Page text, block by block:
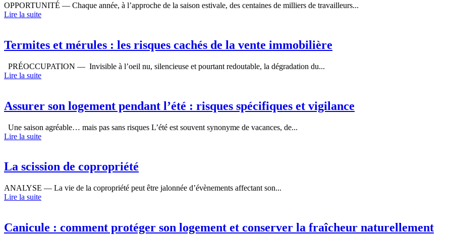
OPPORTUNITÉ — Chaque année, à l’approche de la saison estivale, des centaines de milliers de travailleurs...
Lire la suite
Termites et mérules : les risques cachés de la vente immobilière
PRÉOCCUPATION — Invisible à l’oeil nu, silencieuse et pourtant redoutable, la dégradation du...
Lire la suite
Assurer son logement pendant l’été : risques spécifiques et vigilance
Une saison agréable… mais pas sans risques L’été est souvent synonyme de vacances, de...
Lire la suite
La scission de copropriété
ANALYSE — La vie de la copropriété peut être jalonnée d’évènements affectant son...
Lire la suite
Canicule : comment protéger son logement et conserver la fraîcheur naturellement